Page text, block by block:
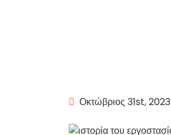
Οκτώβριος 31st, 2023